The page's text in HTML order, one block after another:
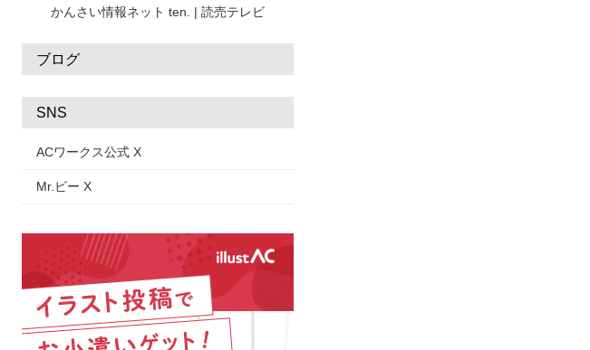
かんさい情報ネット ten. | 読売テレビ
ブログ
SNS
ACワークス公式 X
Mr.ビー X